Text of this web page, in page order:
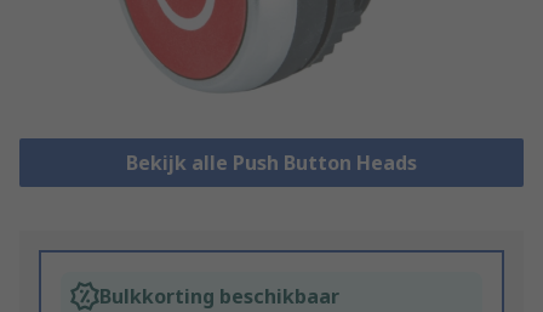
Bekijk alle Push Button Heads
Bulkkorting beschikbaar